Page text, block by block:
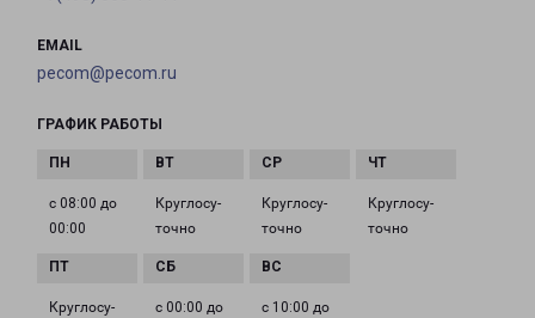
EMAIL
pecom@pecom.ru
ГРАФИК РАБОТЫ
с 08:00 до
00:00
Круглосу­
точно
Круглосу­
точно
Круглосу­
точно
Круглосу­
с 00:00 до
с 10:00 до